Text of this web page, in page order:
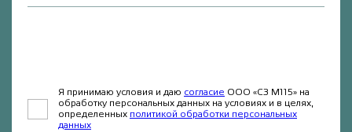
Я принимаю условия и даю согласие ООО «СЗ М115» на
обработку персональных данных на условиях и в целях,
определенных политикой обработки персональных
данных